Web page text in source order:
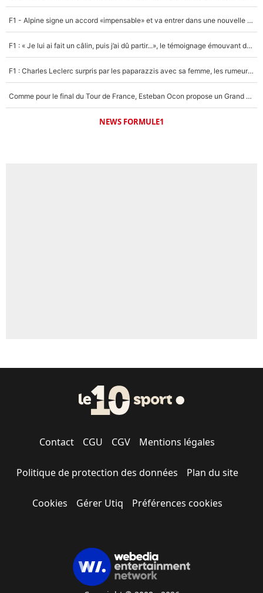
F1 - Alpine signe un accord «impensable» et va entrer dans une nouvelle dimension : Grande nouvelle pour Pierre Gasly !
F1 : « Je lui ai fait un câlin, puis j’ai dû partir...», le témoignage émouvant de Max Verstappen sur sa fille
F1 : Charles Leclerc surpris par les paparazzis avec sa femme, les rumeurs étaient vraies !
Comme pour le final du Tour de France, Esteban Ocon propose un Grand Prix de Formule 1 à Paris : «Autour de l’Arc de Triomphe, ce serait génial» !
NEWS FORMULE1
Contact CGU CGV Mentions légales
Politique de protection des données Plan du site
Cookies Gérer Utiq Préférences cookies